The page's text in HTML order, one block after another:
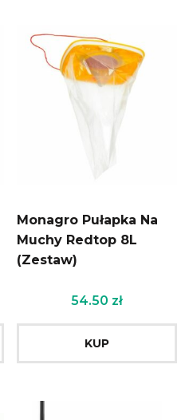
Monagro Pułapka Na
Muchy Redtop 8L
(Zestaw)
54.50 zł
KUP